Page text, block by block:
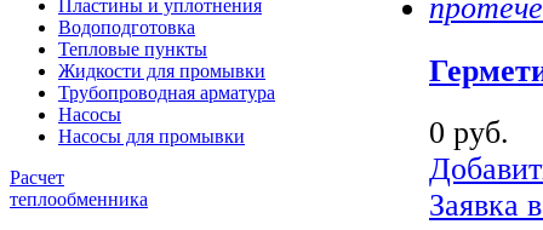
Пластины и уплотнения
Водоподготовка
Тепловые пункты
Жидкости для промывки
Трубопроводная арматура
Насосы
Насосы для промывки
Расчет
теплообменника
0 руб.
Заявка